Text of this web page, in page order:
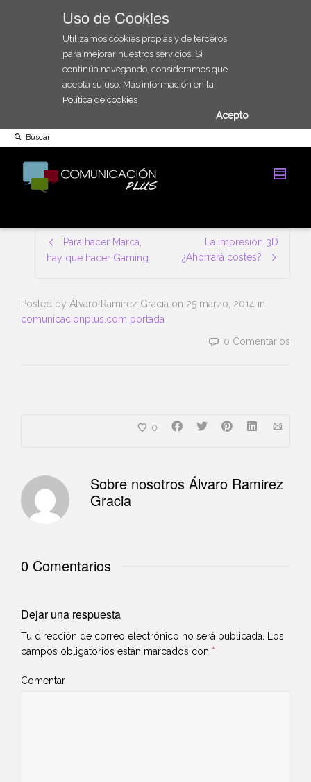
Uso de Cookies
Utilizamos cookies propias y de terceros
para mejorar nuestros servicios. Si
continúa navegando, consideramos que
acepta su uso. Más información en la
Política de cookies
Acepto
Buscar
Para hacer Marca,
hay que hacer Gaming
La impresión 3D
¿Ahorrará costes?
Posted by Álvaro Ramirez Gracia on 25 marzo, 2014 in
comunicacionplus.com portada
0 Comentarios
0
Sobre nosotros Álvaro Ramirez
Gracia
0 Comentarios
Dejar una respuesta
Tu dirección de correo electrónico no será publicada.
Los
campos obligatorios están marcados con *
Comentar